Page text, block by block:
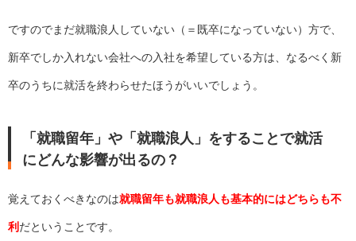
ですのでまだ就職浪人していない（＝既卒になっていない）方で、
新卒でしか入れない会社への入社を希望している方は、なるべく新
卒のうちに就活を終わらせたほうがいいでしょう。
「就職留年」や「就職浪人」をすることで就活
にどんな影響が出るの？
覚えておくべきなのは就職留年も就職浪人も基本的にはどちらも不
利 だということです。